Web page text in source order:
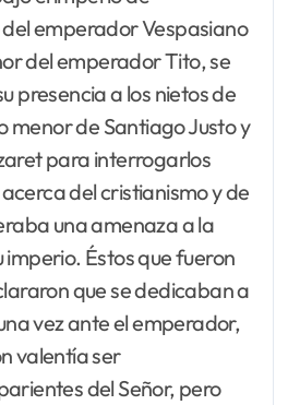
emperador Vespasiano
del emperador Tito, se
presencia a los nietos de
menor de Santiago Justo y
para interrogarlos
del cristianismo y de
una amenaza a la
Éstos que fueron
que se dedicaban a
vez ante el emperador,
valentía ser
del Señor, pero